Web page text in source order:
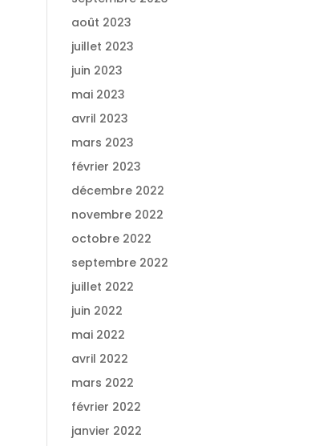
août 2023
juillet 2023
juin 2023
mai 2023
avril 2023
mars 2023
février 2023
décembre 2022
novembre 2022
octobre 2022
septembre 2022
juillet 2022
juin 2022
mai 2022
avril 2022
mars 2022
février 2022
janvier 2022